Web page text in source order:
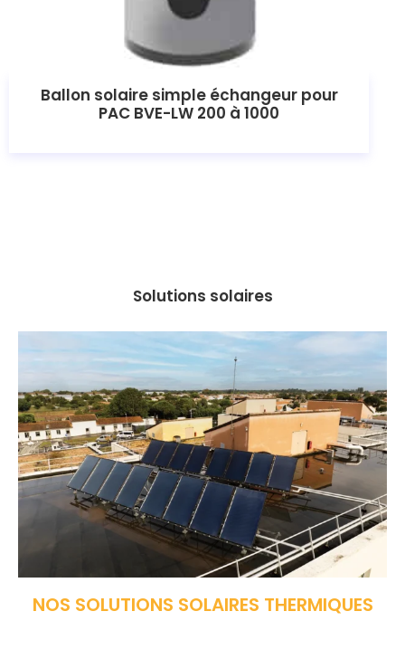
Ballon solaire simple échangeur pour
PAC BVE-LW 200 à 1000
Solutions solaires
NOS SOLUTIONS SOLAIRES THERMIQUES